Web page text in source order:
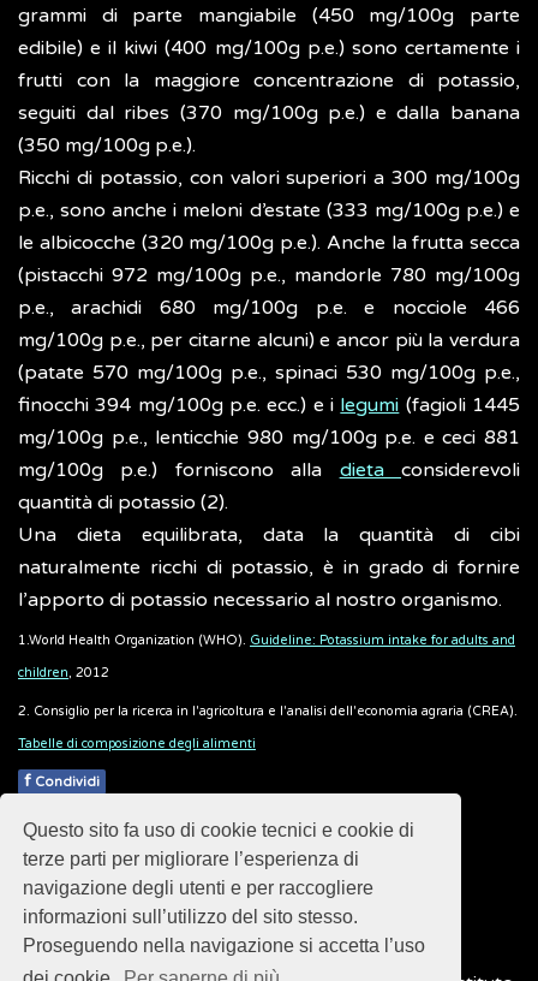
Questo sito fa uso di cookie tecnici e cookie di
terze parti per migliorare l’esperienza di
navigazione degli utenti e per raccogliere
informazioni sull’utilizzo del sito stesso.
Proseguendo nella navigazione si accetta l’uso
grammi di parte mangiabile (450 mg/100g parte
edibile) e il kiwi (400 mg/100g p.e.) sono certamente i
frutti con la maggiore concentrazione di potassio,
seguiti dal ribes (370 mg/100g p.e.) e dalla banana
(350 mg/100g p.e.).
Ricchi di potassio, con valori superiori a 300 mg/100g
p.e., sono anche i meloni d’estate (333 mg/100g p.e.) e
le albicocche (320 mg/100g p.e.). Anche la frutta secca
(pistacchi 972 mg/100g p.e., mandorle 780 mg/100g
p.e., arachidi 680 mg/100g p.e. e nocciole 466
mg/100g p.e., per citarne alcuni) e ancor più la verdura
(patate 570 mg/100g p.e., spinaci 530 mg/100g p.e.,
finocchi 394 mg/100g p.e. ecc.) e i legumi (fagioli 1445
mg/100g p.e., lenticchie 980 mg/100g p.e. e ceci 881
mg/100g p.e.) forniscono alla dietaconsiderevoli
quantità di potassio (2).
Una dieta equilibrata, data la quantità di cibi
naturalmente ricchi di potassio, è in grado di fornire
l’apporto di potassio necessario al nostro organismo.
1.World Health Organization (WHO). Guideline: Potassium intake for adults and
children, 2012
2. Consiglio per la ricerca in l'agricoltura e l'analisi dell'economia agraria (CREA).
Tabelle di composizione degli alimenti
f Condividi
Pubblicato: 01 Aprile 2019